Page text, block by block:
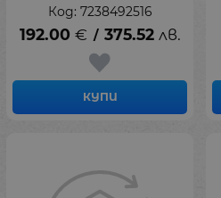
Код: 7238492516
192.00 € / 375.52 лв.
КУПИ